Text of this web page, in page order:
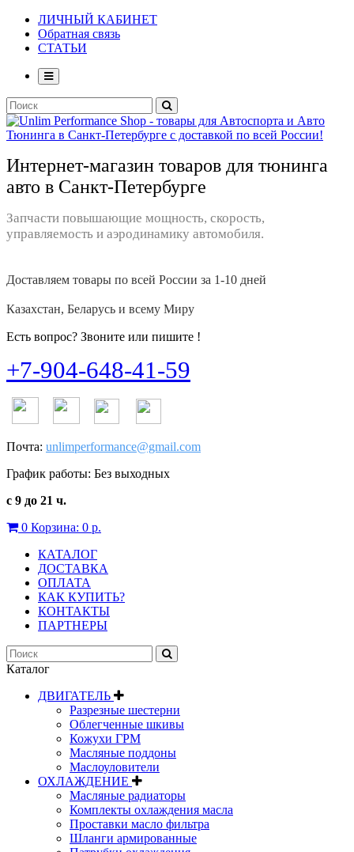
ЛИЧНЫЙ КАБИНЕТ
Обратная связь
СТАТЬИ
Интернет-магазин товаров для тюнинга
авто в Санкт-Петербурге
Запчасти повышающие мощность, скорость,
управляемость и аэродинамику автомобиля.
Доставляем товары по всей России за 1-10 дней
Казахстан, Беларусь и всему Миру
Есть вопрос? Звоните или пишите !
+7-904-648-41-59
Почта: unlimperformance@gmail.com
График работы: Без выходных
с 9 до 21 ч.
0 Корзина: 0 р.
КАТАЛОГ
ДОСТАВКА
ОПЛАТА
КАК КУПИТЬ?
КОНТАКТЫ
ПАРТНЕРЫ
Каталог
ДВИГАТЕЛЬ
Разрезные шестерни
Облегченные шкивы
Кожухи ГРМ
Масляные поддоны
Маслоуловители
ОХЛАЖДЕНИЕ
Масляные радиаторы
Комплекты охлаждения масла
Проставки масло фильтра
Шланги армированные